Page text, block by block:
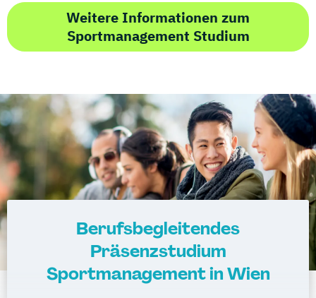
Strategisches Sicherheitsmanagement
Sustainable Finance & Digital
Transformation (EN)
Vorbereitungslehrgang Bachelor (Studieren
ohne Matura)
Wirtschaftsberatung
Wirtschaftsingenieur
Wirtschaftskriminalität & Cyber Crime
Weitere Informationen zum
Sportmanagement Studium
Berufsbegleitendes
Präsenzstudium
Sportmanagement in Wien